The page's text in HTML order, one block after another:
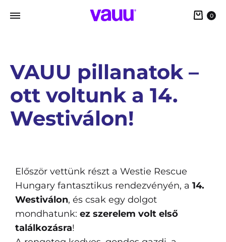
0
VAUU pillanatok –
ott voltunk a 14.
Westiválon!
Először vettünk részt a Westie Rescue
Hungary fantasztikus rendezvényén, a 14.
Westiválon, és csak egy dolgot
mondhatunk: ez szerelem volt első
találkozásra!